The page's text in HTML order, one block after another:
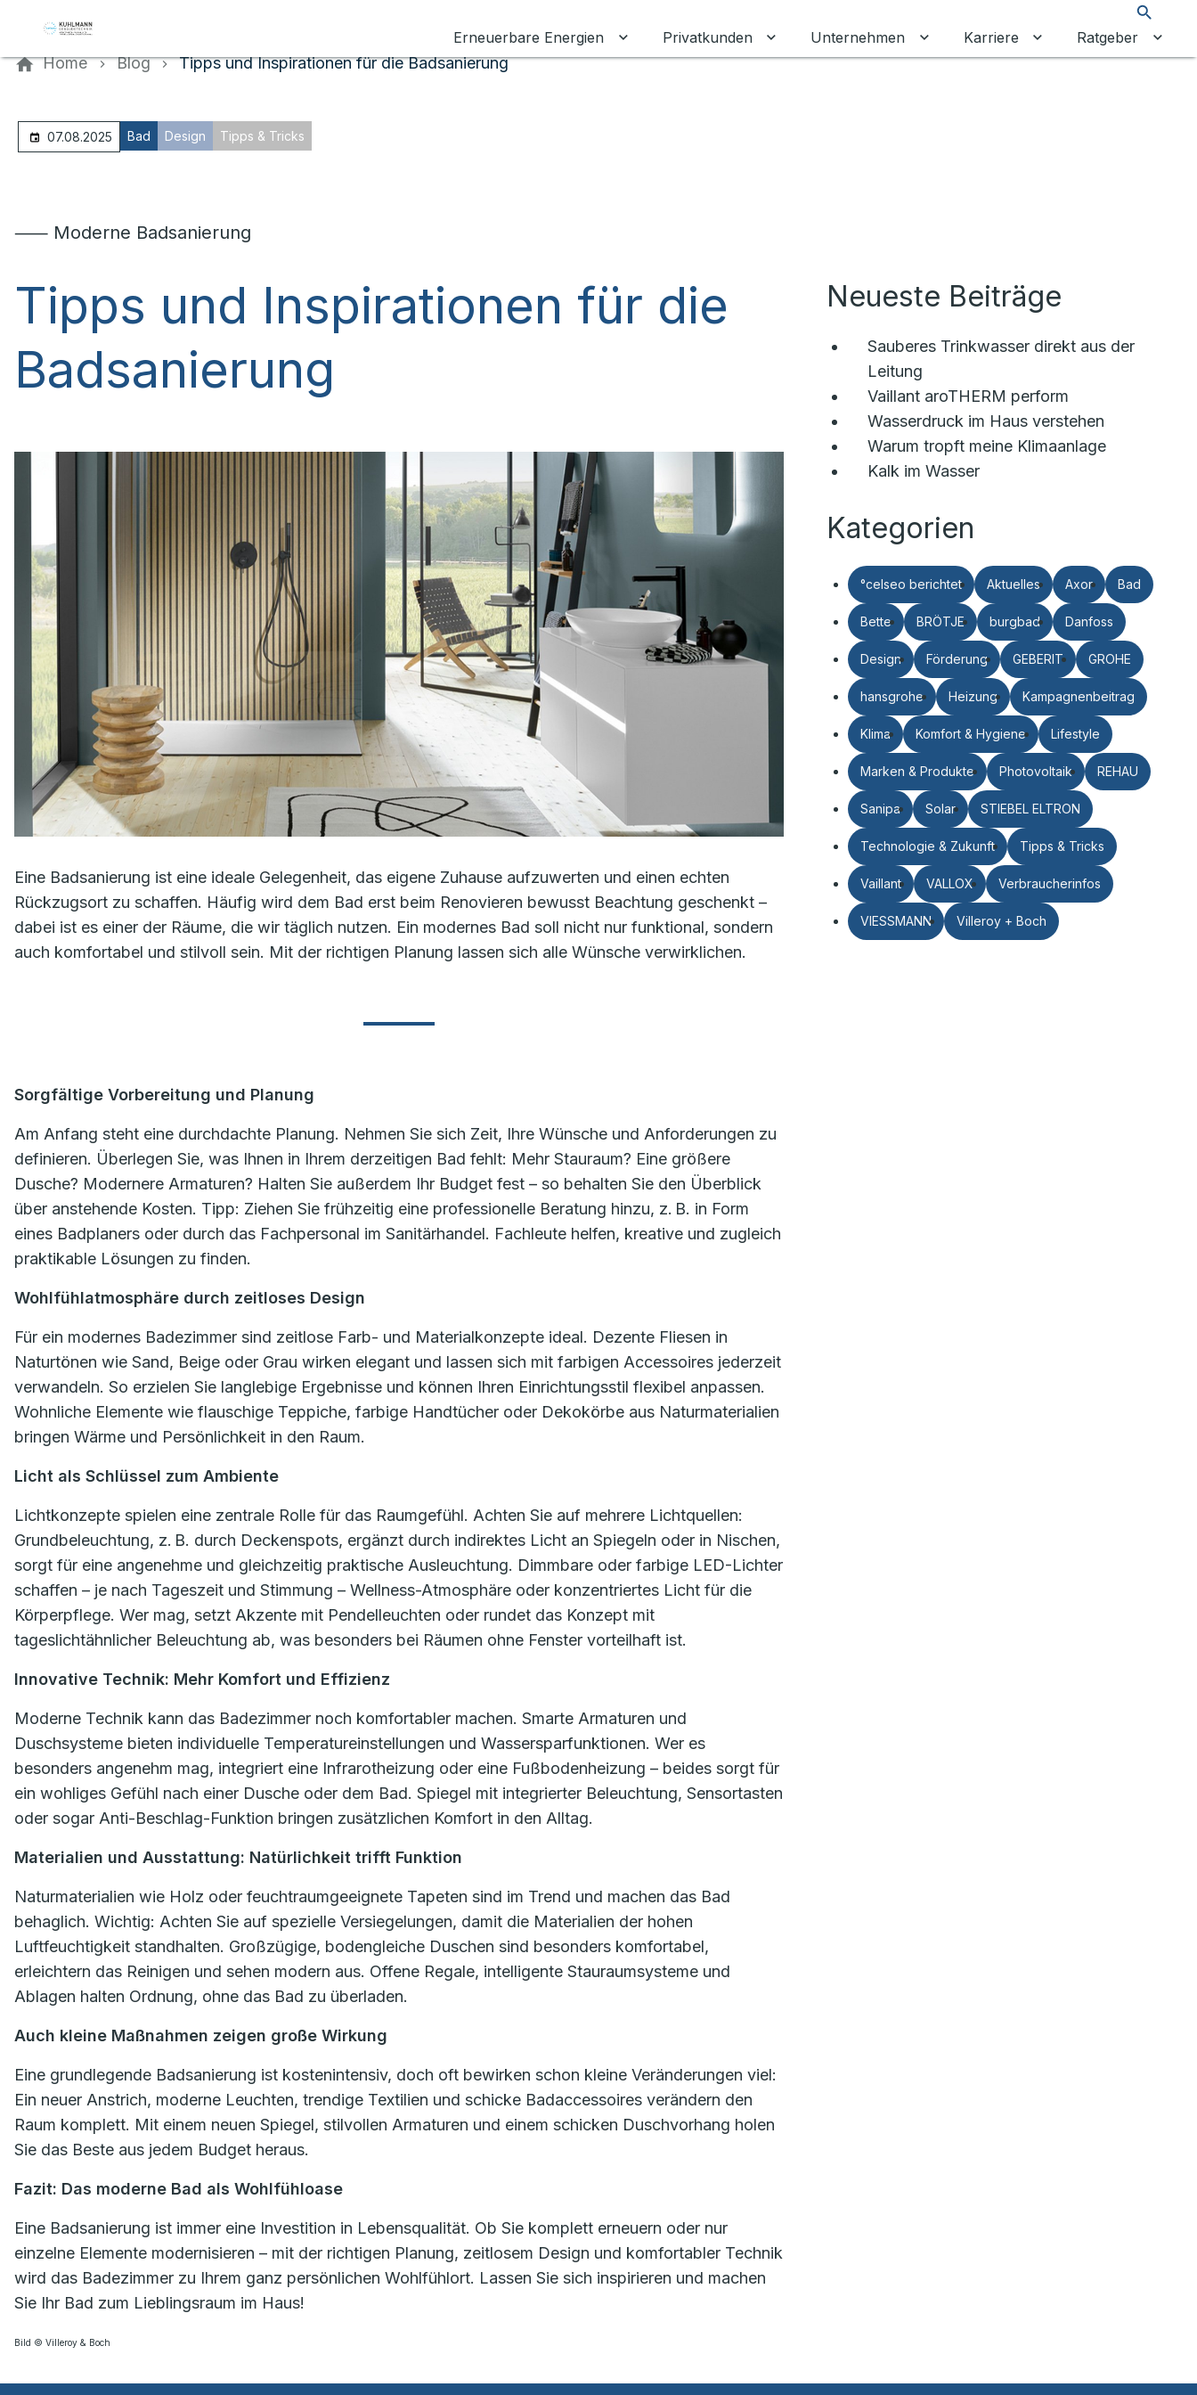
Erneuerbare Energien
Untermenü für Erneuerbare Energien umschalten
Privatkunden Untermenü für Privatkunden umschalten
Unternehmen Untermenü für Unternehmen
Karriere Untermenü für
Ratgeber
Home Blog Tipps und Inspirationen für die Badsanierung
07.08.2025 Bad Design Tipps & Tricks
⸺ Moderne Badsanierung
Tipps und Inspirationen für die
Badsanierung
Eine Badsanierung ist eine ideale Gelegenheit, das eigene Zuhause aufzuwerten und einen echten
Rückzugsort zu schaffen. Häufig wird dem Bad erst beim Renovieren bewusst Beachtung geschenkt –
dabei ist es einer der Räume, die wir täglich nutzen. Ein modernes Bad soll nicht nur funktional, sondern
auch komfortabel und stilvoll sein. Mit der richtigen Planung lassen sich alle Wünsche verwirklichen.
Sorgfältige Vorbereitung und Planung
Am Anfang steht eine durchdachte Planung. Nehmen Sie sich Zeit, Ihre Wünsche und Anforderungen zu
definieren. Überlegen Sie, was Ihnen in Ihrem derzeitigen Bad fehlt: Mehr Stauraum? Eine größere
Dusche? Modernere Armaturen? Halten Sie außerdem Ihr Budget fest – so behalten Sie den Überblick
über anstehende Kosten. Tipp: Ziehen Sie frühzeitig eine professionelle Beratung hinzu, z. B. in Form
eines Badplaners oder durch das Fachpersonal im Sanitärhandel. Fachleute helfen, kreative und zugleich
praktikable Lösungen zu finden.
Wohlfühlatmosphäre durch zeitloses Design
Für ein modernes Badezimmer sind zeitlose Farb- und Materialkonzepte ideal. Dezente Fliesen in
Naturtönen wie Sand, Beige oder Grau wirken elegant und lassen sich mit farbigen Accessoires jederzeit
verwandeln. So erzielen Sie langlebige Ergebnisse und können Ihren Einrichtungsstil flexibel anpassen.
Wohnliche Elemente wie flauschige Teppiche, farbige Handtücher oder Dekokörbe aus Naturmaterialien
bringen Wärme und Persönlichkeit in den Raum.
Licht als Schlüssel zum Ambiente
Lichtkonzepte spielen eine zentrale Rolle für das Raumgefühl. Achten Sie auf mehrere Lichtquellen:
Grundbeleuchtung, z. B. durch Deckenspots, ergänzt durch indirektes Licht an Spiegeln oder in Nischen,
sorgt für eine angenehme und gleichzeitig praktische Ausleuchtung. Dimmbare oder farbige LED-Lichter
schaffen – je nach Tageszeit und Stimmung – Wellness-Atmosphäre oder konzentriertes Licht für die
Körperpflege. Wer mag, setzt Akzente mit Pendelleuchten oder rundet das Konzept mit
tageslichtähnlicher Beleuchtung ab, was besonders bei Räumen ohne Fenster vorteilhaft ist.
Innovative Technik: Mehr Komfort und Effizienz
Moderne Technik kann das Badezimmer noch komfortabler machen. Smarte Armaturen und
Duschsysteme bieten individuelle Temperatureinstellungen und Wassersparfunktionen. Wer es
besonders angenehm mag, integriert eine Infrarotheizung oder eine Fußbodenheizung – beides sorgt für
ein wohliges Gefühl nach einer Dusche oder dem Bad. Spiegel mit integrierter Beleuchtung, Sensortasten
oder sogar Anti-Beschlag-Funktion bringen zusätzlichen Komfort in den Alltag.
Materialien und Ausstattung: Natürlichkeit trifft Funktion
Naturmaterialien wie Holz oder feuchtraumgeeignete Tapeten sind im Trend und machen das Bad
behaglich. Wichtig: Achten Sie auf spezielle Versiegelungen, damit die Materialien der hohen
Luftfeuchtigkeit standhalten. Großzügige, bodengleiche Duschen sind besonders komfortabel,
erleichtern das Reinigen und sehen modern aus. Offene Regale, intelligente Stauraumsysteme und
Ablagen halten Ordnung, ohne das Bad zu überladen.
Auch kleine Maßnahmen zeigen große Wirkung
Eine grundlegende Badsanierung ist kostenintensiv, doch oft bewirken schon kleine Veränderungen viel:
Ein neuer Anstrich, moderne Leuchten, trendige Textilien und schicke Badaccessoires verändern den
Raum komplett. Mit einem neuen Spiegel, stilvollen Armaturen und einem schicken Duschvorhang holen
Sie das Beste aus jedem Budget heraus.
Fazit: Das moderne Bad als Wohlfühloase
Eine Badsanierung ist immer eine Investition in Lebensqualität. Ob Sie komplett erneuern oder nur
einzelne Elemente modernisieren – mit der richtigen Planung, zeitlosem Design und komfortabler Technik
wird das Badezimmer zu Ihrem ganz persönlichen Wohlfühlort. Lassen Sie sich inspirieren und machen
Sie Ihr Bad zum Lieblingsraum im Haus!
Bild © Villeroy & Boch
Neueste Beiträge
Sauberes Trinkwasser direkt aus der
Leitung
Vaillant aroTHERM perform
Wasserdruck im Haus verstehen
Warum tropft meine Klimaanlage
Kalk im Wasser
Kategorien
°celseo berichtet Aktuelles Axor Bad
Bette BRÖTJE burgbad Danfoss
Design Förderung GEBERIT GROHE
hansgrohe Heizung Kampagnenbeitrag
Klima Komfort & Hygiene Lifestyle
Marken & Produkte Photovoltaik REHAU
Sanipa Solar STIEBEL ELTRON
Technologie & Zukunft Tipps & Tricks
Vaillant VALLOX Verbraucherinfos
VIESSMANN Villeroy + Boch